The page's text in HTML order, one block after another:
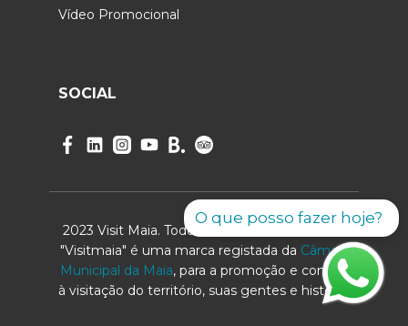
O que posso fazer hoje?
Vídeo Promocional
SOCIAL
2023 Visit Maia. Todos os direitos reservados.
"Visitmaia" é uma marca registada da Câmara
Municipal da Maia, para a promoção e convite
à visitação do território, suas gentes e história.